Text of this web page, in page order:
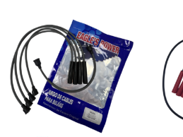
6CIL (TAPA CLAVO) 8 MM
(1480)